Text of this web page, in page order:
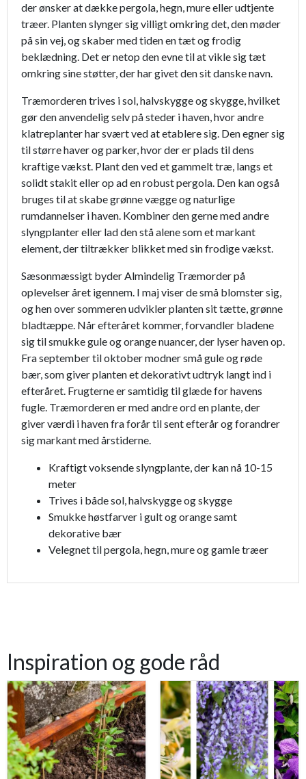
der ønsker at dække pergola, hegn, mure eller udtjente
træer. Planten slynger sig villigt omkring det, den møder
på sin vej, og skaber med tiden en tæt og frodig
beklædning. Det er netop den evne til at vikle sig tæt
omkring sine støtter, der har givet den sit danske navn.
Træmorderen trives i sol, halvskygge og skygge, hvilket
gør den anvendelig selv på steder i haven, hvor andre
klatreplanter har svært ved at etablere sig. Den egner sig
til større haver og parker, hvor der er plads til dens
kraftige vækst. Plant den ved et gammelt træ, langs et
solidt stakit eller op ad en robust pergola. Den kan også
bruges til at skabe grønne vægge og naturlige
rumdannelser i haven. Kombiner den gerne med andre
slyngplanter eller lad den stå alene som et markant
element, der tiltrækker blikket med sin frodige vækst.
Sæsonmæssigt byder Almindelig Træmorder på
oplevelser året igennem. I maj viser de små blomster sig,
og hen over sommeren udvikler planten sit tætte, grønne
bladtæppe. Når efteråret kommer, forvandler bladene
sig til smukke gule og orange nuancer, der lyser haven op.
Fra september til oktober modner små gule og røde
bær, som giver planten et dekorativt udtryk langt ind i
efteråret. Frugterne er samtidig til glæde for havens
fugle. Træmorderen er med andre ord en plante, der
giver værdi i haven fra forår til sent efterår og forandrer
sig markant med årstiderne.
Kraftigt voksende slyngplante, der kan nå 10-15
meter
Trives i både sol, halvskygge og skygge
Smukke høstfarver i gult og orange samt
dekorative bær
Velegnet til pergola, hegn, mure og gamle træer
Inspiration og gode råd